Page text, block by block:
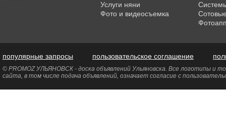
Услуги няни
Фото и видеосъемка
популярные запросы пользовательское соглашение
© PROMOZ УЛЬЯНОВСК - доска объявлений Ульяновска. Все логотипы и
сайта, в том числе подача объявлений, означает согласие с